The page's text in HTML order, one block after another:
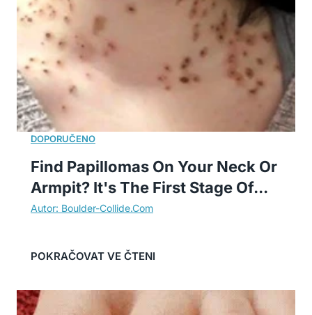
Find Papillomas On Your Neck Or
Armpit? It's The First Stage Of...